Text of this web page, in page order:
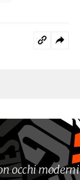
occhi moderni